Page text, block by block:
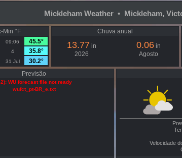
Mickleham Weather • Mickleham,
Min °F
09:06
45.5°
4
35.8°
31 Jul 30.2°
Chuva anual
13.77 in
2026
0.06 in
Agosto
Previsão
WU forecast file not ready
wufct_pt-BR_e.txt
Velocidade